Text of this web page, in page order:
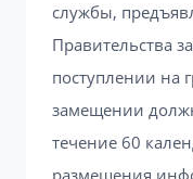
службы,
Правительства
поступлении на
замещении
течение 60
размещения